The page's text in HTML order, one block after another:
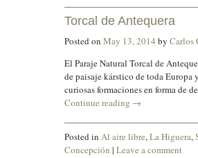
Torcal de Antequera
Posted on May 13, 2014 by Carlos
El Paraje Natural Torcal de
de paisaje kárstico de toda Europa
curiosas formaciones en forma de
Continue reading →
Posted in Al aire libre,La Higuera,
Concepción | Leave a comment